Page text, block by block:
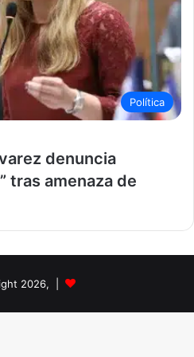
Política
denuncia
tras amenaza de
2026, |